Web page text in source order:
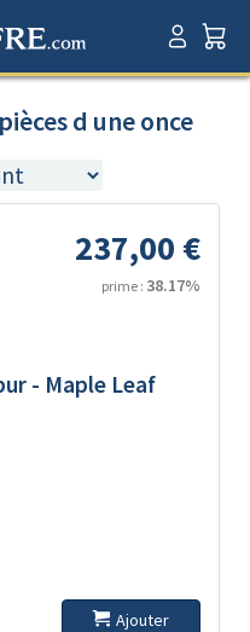
d une once
237,00 €
prime : 38.17%
- Maple Leaf
Ajouter